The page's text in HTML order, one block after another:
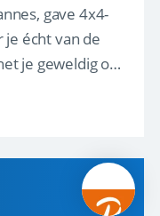
gave 4x4-
écht van de
je geweldig om
wij jou.
die z...